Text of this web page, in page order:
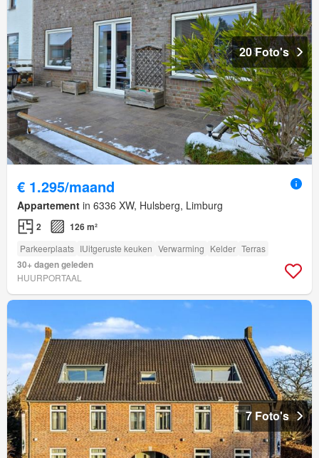
20 Foto's
€ 1.295/maand
Appartement in 6336 XW, Hulsberg, Limburg
2 126 m²
Parkeerplaats IUitgeruste keuken Verwarming Kelder Terras
30+ dagen geleden
HUURPORTAAL
7 Foto's